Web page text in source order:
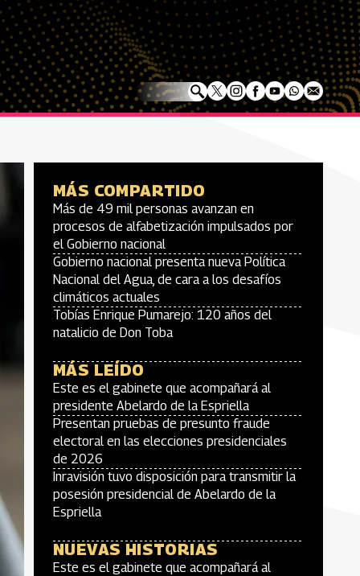
MÁS COMPARTIDO
Más de 49 mil personas avanzan en
procesos de alfabetización impulsados por
el Gobierno nacional
Gobierno nacional presenta nueva Política
Nacional del Agua, de cara a los desafíos
climáticos actuales
Tobías Enrique Pumarejo: 120 años del
natalicio de Don Toba
MÁS LEÍDO
Este es el gabinete que acompañará al
presidente Abelardo de la Espriella
Presentan pruebas de presunto fraude
electoral en las elecciones presidenciales
de 2026
Inravisión tuvo disposición para transmitir la
posesión presidencial de Abelardo de la
Espriella
NUEVAS HISTORIAS
Este es el gabinete que acompañará al